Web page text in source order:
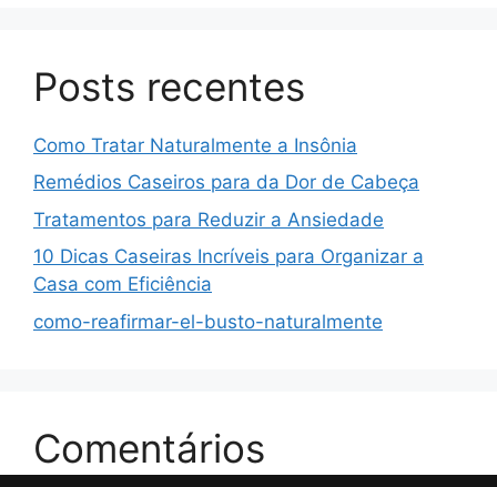
Posts recentes
Como Tratar Naturalmente a Insônia
Remédios Caseiros para da Dor de Cabeça
Tratamentos para Reduzir a Ansiedade
10 Dicas Caseiras Incríveis para Organizar a
Casa com Eficiência
como-reafirmar-el-busto-naturalmente
Comentários